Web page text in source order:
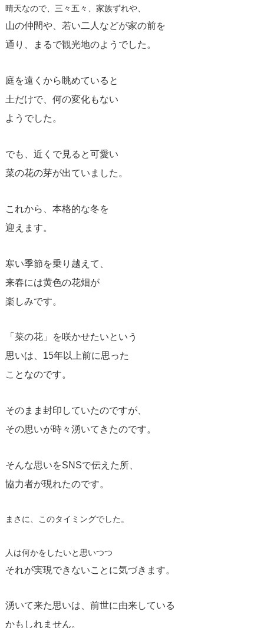
晴天なので、三々五々、家族ずれや、
山の仲間や、若い二人などが家の前を
通り、まるで観光地のようでした。
庭を遠くから眺めていると
土だけで、何の変化もない
ようでした。
でも、近くで見ると可愛い
菜の花の芽が出ていました。
これから、本格的な冬を
迎えます。
寒い季節を乗り越えて、
来春には黄色の花畑が
楽しみです。
「菜の花」を咲かせたいという
思いは、15年以上前に思った
ことなのです。
そのまま封印していたのですが、
その思いが時々湧いてきたのです。
そんな思いをSNSで伝えた所、
協力者が現れたのです。
まさに、このタイミングでした。
人は何かをしたいと思いつつ
それが実現できないことに気づきます。
湧いて来た思いは、前世に由来している
かもしれません。